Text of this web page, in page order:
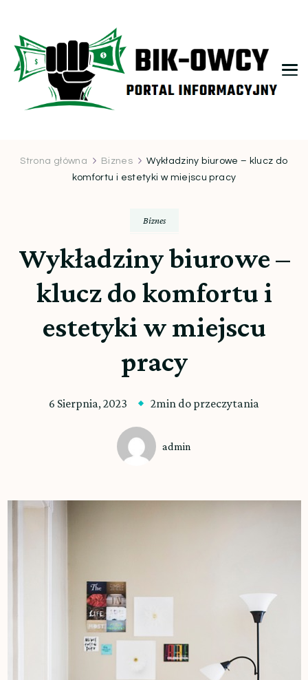
Strona główna Biznes
Wykładziny biurowe – klucz do
komfortu i estetyki w miejscu pracy
Biznes
Wykładziny biurowe –
klucz do komfortu i
estetyki w miejscu
pracy
6 Sierpnia, 2023 2min do przeczytania
admin